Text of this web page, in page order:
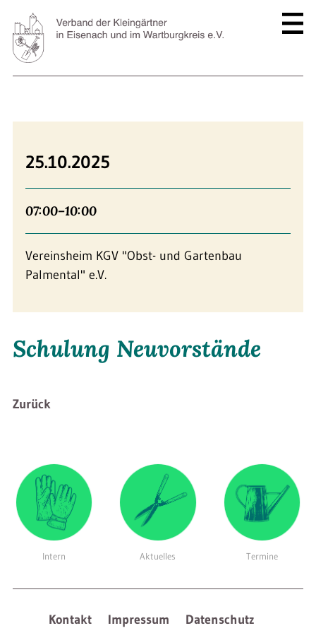
25.10.2025
07:00–10:00
Vereinsheim KGV "Obst- und Gartenbau
Palmental" e.V.
Schulung Neuvorstände
Zurück
Intern Aktuelles Termine
Kontakt Impressum Datenschutz